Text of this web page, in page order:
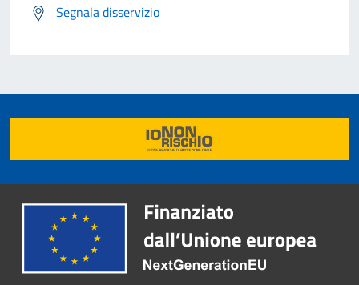
Segnala disservizio